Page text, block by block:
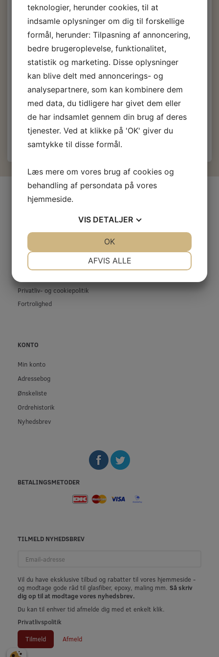
Pris fra
12,00 DKKm/Moms
9,60 DKKu/Moms)
VælgKornstørrelse, slibepapir:
Korn 16 Korn 24 Korn 36
Korn 50
Korn 60
Korn 80 Korn 100 Korn 120
Læg i kurv
INFORMATIONER
Prof-Kunde
Fragt og levering
Privatliv- og cookiepolitik
Fortrolighed
KONTO
Min konto
Adressebog
Ønskeliste
Ordrehistorik
Nyhedsbrev
BETALINGSMETODER
TILMELD NYHEDSBREV
adresse
Vil du have eksklusive tilbud og rabatter til vores hjemmeside -
og modtage gode råd til glasfiber, epoxy, maling mm. Så skriv
dig op til at modtage vores nyhedsbrev.
Du kan til enhver tid afmelde dig med et enkelt klik.
Privatlivspolitik
Tilmeld Afmeld
teknologier, herunder cookies, til at
indsamle oplysninger om dig til forskellige
formål, herunder: Tilpasning af annoncering,
bedre brugeroplevelse, funktionalitet,
statistik og marketing. Disse oplysninger
kan blive delt med annoncerings- og
analysepartnere, som kan kombinere dem
med data, du tidligere har givet dem eller
de har indsamlet gennem din brug af deres
tjenester. Ved at klikke på 'OK' giver du
samtykke til disse formål.
Læs mere om vores brug af cookies og
behandling af persondata på vores
hjemmeside.
VIS DETALJER
MARKETING
AFVIS ALLE
OK